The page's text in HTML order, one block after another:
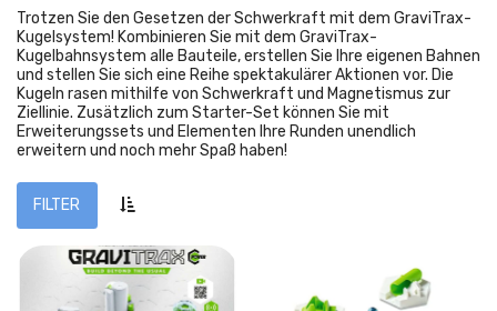
Trotzen Sie den Gesetzen der Schwerkraft mit dem GraviTrax-
Kugelsystem! Kombinieren Sie mit dem GraviTrax-
Kugelbahnsystem alle Bauteile, erstellen Sie Ihre eigenen Bahnen
und stellen Sie sich eine Reihe spektakulärer Aktionen vor. Die
Kugeln rasen mithilfe von Schwerkraft und Magnetismus zur
Ziellinie. Zusätzlich zum Starter-Set können Sie mit
Erweiterungssets und Elementen Ihre Runden unendlich
erweitern und noch mehr Spaß haben!
FILTER